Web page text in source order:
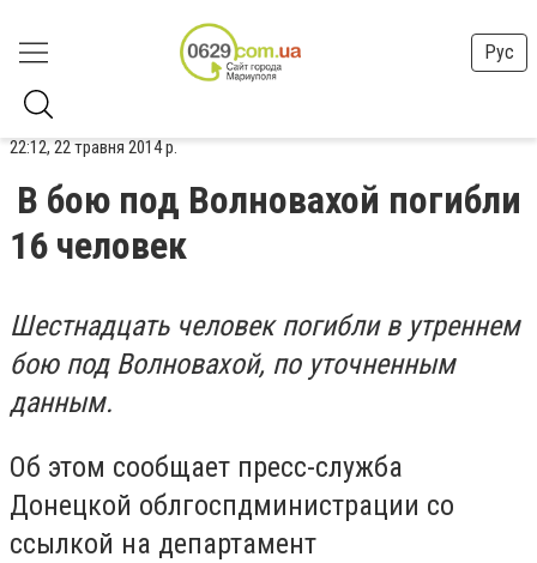
Рус
22:12, 22 травня 2014 р.
В бою под Волновахой погибли
16 человек
Шестнадцать человек погибли в утреннем
бою под Волновахой, по уточненным
данным.
Об этом сообщает пресс-служба
Донецкой облгоспдминистрации со
ссылкой на департамент